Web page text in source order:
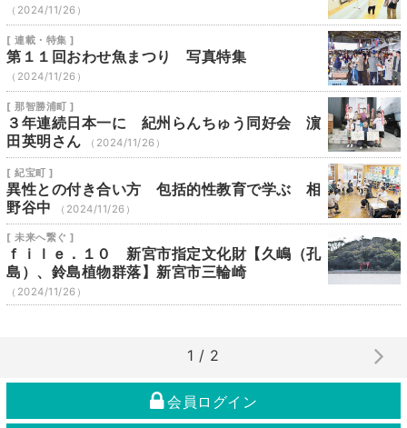
（2024/11/26）
[ 連載・特集 ]
第１１回おわせ魚まつり 写真特集
（2024/11/26）
[ 那智勝浦町 ]
３年連続日本一に 紀州らんちゅう同好会 濵
田英明さん
（2024/11/26）
[ 紀宝町 ]
異性との付き合い方 包括的性教育で学ぶ 相
野谷中
（2024/11/26）
[ 未来へ繋ぐ ]
ｆｉｌｅ．１０ 新宮市指定文化財【久嶋（孔
島）、鈴島植物群落】新宮市三輪崎
（2024/11/26）
1 / 2
会員ログイン